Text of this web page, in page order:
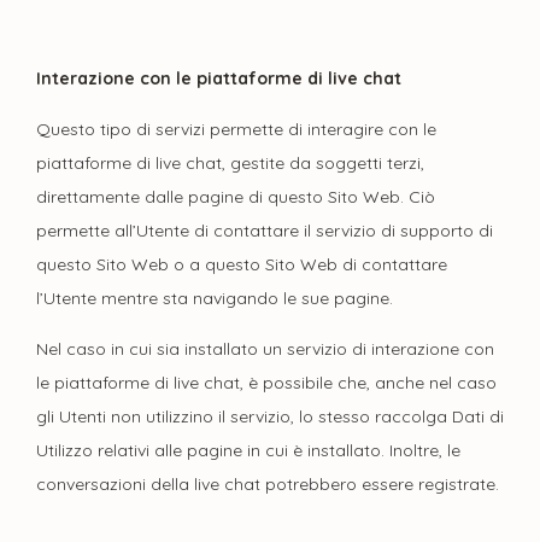
Interazione con le piattaforme di live chat
Questo tipo di servizi permette di interagire con le
piattaforme di live chat, gestite da soggetti terzi,
direttamente dalle pagine di questo Sito Web. Ciò
permette all’Utente di contattare il servizio di supporto di
questo Sito Web o a questo Sito Web di contattare
l’Utente mentre sta navigando le sue pagine.
Nel caso in cui sia installato un servizio di interazione con
le piattaforme di live chat, è possibile che, anche nel caso
gli Utenti non utilizzino il servizio, lo stesso raccolga Dati di
Utilizzo relativi alle pagine in cui è installato. Inoltre, le
conversazioni della live chat potrebbero essere registrate.